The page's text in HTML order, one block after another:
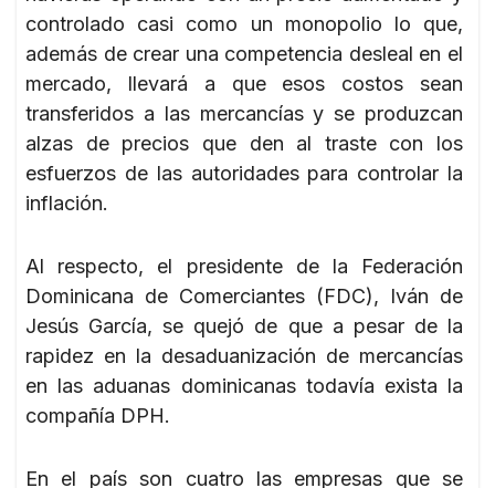
controlado casi como un monopolio lo que,
además de crear una competencia desleal en el
mercado, llevará a que esos costos sean
transferidos a las mercancías y se produzcan
alzas de precios que den al traste con los
esfuerzos de las autoridades para controlar la
inflación.
Al respecto, el presidente de la Federación
Dominicana de Comerciantes (FDC), Iván de
Jesús García, se quejó de que a pesar de la
rapidez en la desaduanización de mercancías
en las aduanas dominicanas todavía exista la
compañía DPH.
En el país son cuatro las empresas que se